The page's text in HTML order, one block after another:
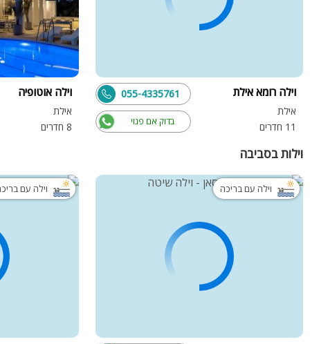
וילה רומא אילת
אילת
11 חדרים
בדוק אם פנוי
055-4335761 וילה אוטופיה
אילת
8 חדרים
וילות בסביבה
וילה עם בריכה וילה עם